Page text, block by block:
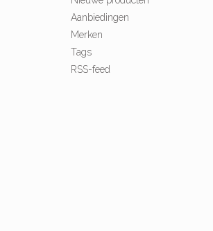
Aanbiedingen
Merken
Tags
RSS-feed